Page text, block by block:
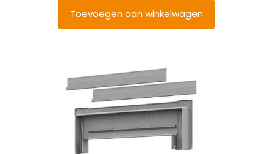
Toevoegen aan winkelwagen